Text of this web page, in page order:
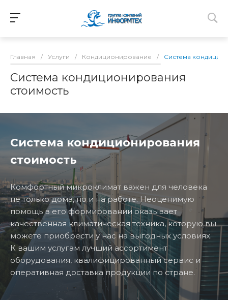
Главная / Услуги / Кондиционирование / Система
Система кондиционирования
стоимость
Система кондиционирования
стоимость
Комфортный микроклимат важен для человека
не только дома, но и на работе. Неоценимую
помощь в его формировании оказывает
качественная климатическая техника, которую вы
можете приобрести у нас на выгодных условиях.
К вашим услугам лучший ассортимент
оборудования, квалифицированный сервис и
оперативная доставка продукции по стране.